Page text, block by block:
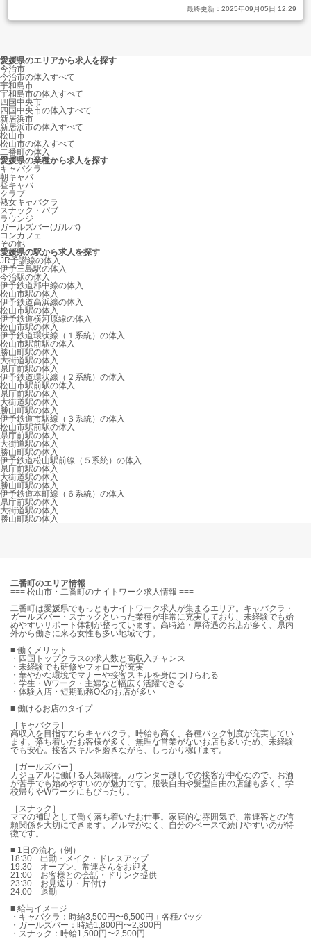
最終更新： 2025年09月05日 12:29
愛媛県のエリアから求人を探す
今治市
今治市の体入すべて
宇和島市
宇和島市の体入すべて
四国中央市
四国中央市の体入すべて
新居浜市
新居浜市の体入すべて
松山市
松山市の体入すべて
二番町の体入
愛媛県の業種から求人を探す
キャバクラ
朝キャバ
昼キャバ
クラブ
熟女キャバクラ
スナック・パブ
ラウンジ
ガールズバー(ガルバ)
コンカフェ
その他
愛媛県の駅から求人を探す
JR予讃線の体入
伊予三島駅の体入
今治駅の体入
伊予鉄道郡中線の体入
松山市駅の体入
伊予鉄道高浜線の体入
松山市駅の体入
伊予鉄道横河原線の体入
松山市駅の体入
伊予鉄道環状線（１系統）の体入
松山市駅前駅の体入
勝山町駅の体入
大街道駅の体入
県庁前駅の体入
伊予鉄道環状線（２系統）の体入
松山市駅前駅の体入
県庁前駅の体入
大街道駅の体入
勝山町駅の体入
伊予鉄道市駅線（３系統）の体入
松山市駅前駅の体入
県庁前駅の体入
大街道駅の体入
勝山町駅の体入
伊予鉄道松山駅前線（５系統）の体入
県庁前駅の体入
大街道駅の体入
勝山町駅の体入
伊予鉄道本町線（６系統）の体入
県庁前駅の体入
大街道駅の体入
勝山町駅の体入
二番町のエリア情報
=== 松山市・二番町のナイトワーク求人情報 ===
二番町は愛媛県でもっともナイトワーク求人が集まるエリア。キャバクラ・
ガールズバー・スナックといった業種が非常に充実しており、未経験でも始
めやすいサポート体制が整っています。高時給・厚待遇のお店が多く、県内
外から働きに来る女性も多い地域です。
■ 働くメリット
・四国トップクラスの求人数と高収入チャンス
・未経験でも研修やフォローが充実
・華やかな環境でマナーや接客スキルを身につけられる
・学生・Wワーク・主婦など幅広く活躍できる
・体験入店・短期勤務OKのお店が多い
■ 働けるお店のタイプ
［キャバクラ］
高収入を目指すならキャバクラ。時給も高く、各種バック制度が充実してい
ます。落ち着いたお客様が多く、無理な営業がないお店も多いため、未経験
でも安心。接客スキルを磨きながら、しっかり稼げます。
［ガールズバー］
カジュアルに働ける人気職種。カウンター越しでの接客が中心なので、お酒
が苦手でも始めやすいのが魅力です。服装自由や髪型自由の店舗も多く、学
校帰りやWワークにもぴったり。
［スナック］
ママの補助として働く落ち着いたお仕事。家庭的な雰囲気で、常連客との信
頼関係を大切にできます。ノルマがなく、自分のペースで続けやすいのが特
徴です。
■ 1日の流れ（例）
18:30 出勤・メイク・ドレスアップ
19:30 オープン、常連さんをお迎え
21:00 お客様との会話・ドリンク提供
23:30 お見送り・片付け
24:00 退勤
■ 給与イメージ
・キャバクラ：時給3,500円〜6,500円＋各種バック
・ガールズバー：時給1,800円〜2,800円
・スナック：時給1,500円〜2,500円